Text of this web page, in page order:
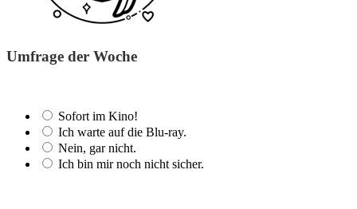
Umfrage der Woche
Sofort im Kino!
Ich warte auf die Blu-ray.
Nein, gar nicht.
Ich bin mir noch nicht sicher.